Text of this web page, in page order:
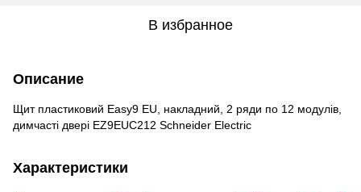
В избранное
Описание
Щит пластиковий Easy9 EU, накладний, 2 ряди по 12 модулів,
димчасті двері EZ9EUC212 Schneider Electric
Характеристики